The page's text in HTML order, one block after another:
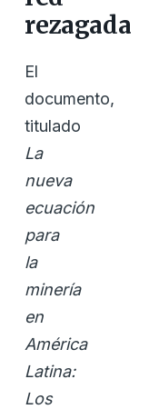
rezagada
El
documento,
titulado
La
nueva
ecuación
para
la
minería
en
América
Latina:
Los